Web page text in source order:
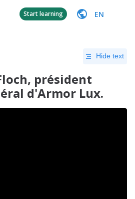
Start learning EN
Hide text
président
d'Armor Lux.